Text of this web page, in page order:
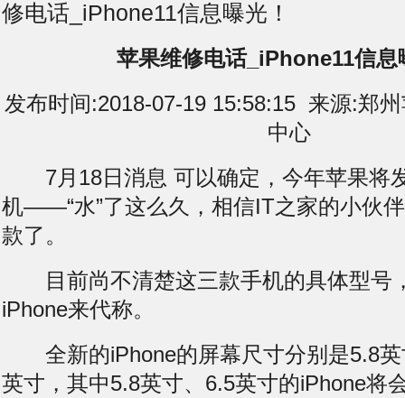
修电话_iPhone11信息曝光！
苹果维修电话_iPhone11信息
发布时间:2018-07-19 15:58:15 来源:郑
中心
7月18日消息 可以确定，今年苹果将
机——“水”了这么久，相信IT之家的小伙
款了。
目前尚不清楚这三款手机的具体型号
iPhone来代称。
全新的iPhone的屏幕尺寸分别是5.8英
英寸，其中5.8英寸、6.5英寸的iPhone将